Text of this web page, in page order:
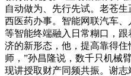
自动做为、先行先试。老苍
西医药办事。智能网联汽车
等智能终端融入日常糊口，
济的新形态，他，提高靠得
师，”孙昌隆说，数千只机械
现讲授取财产同频共振。谢志